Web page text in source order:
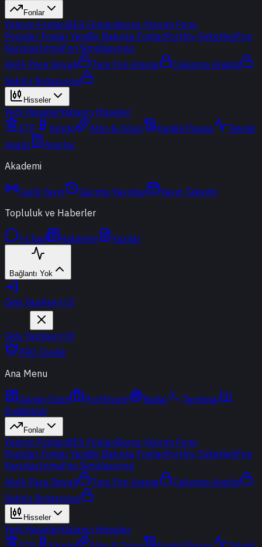
Fonlar
Yatırım FonlarıBES FonlarıBorsa Yatırım Fonu
Popüler Fonlar YeniBir Bakışta FonlarPortföy ŞirketleriFon
KarşılaştırmaFon Simülasyonu
Akıllı Para Sinyali
Ters Fon Arama
Çakışma Analizi
Sektör Rotasyonu
Hisseler
Yerli HisselerYabancı Hisseler
ETF
Kripto Altın & Döviz Vadeli Piyasa
Teknik
Analiz
Araçlar
Akademi
Canlı Yayın Geçmiş Yayınlar
Yayın Takvimi
Topluluk ve Haberler
t-Chat Haberler Yazılar
Bağlantı Yok
Giriş YapKayıt Ol
Giriş YapKayıt Ol
PRO Üyelik
Ana Menu
Günün Özeti Portföyüm Radar
Terminal
Endeksler
Fonlar
Yatırım FonlarıBES FonlarıBorsa Yatırım Fonu
Popüler Fonlar YeniBir Bakışta FonlarPortföy ŞirketleriFon
KarşılaştırmaFon Simülasyonu
Akıllı Para Sinyali
Ters Fon Arama
Çakışma Analizi
Sektör Rotasyonu
Hisseler
Yerli HisselerYabancı Hisseler